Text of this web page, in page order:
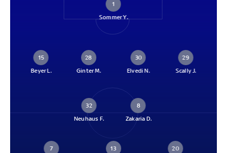
1
Sommer Y.
15
Beyer L.
28
Ginter M.
30
Elvedi N.
29
Scally J.
32
Neuhaus F.
8
Zakaria D.
7
13
20